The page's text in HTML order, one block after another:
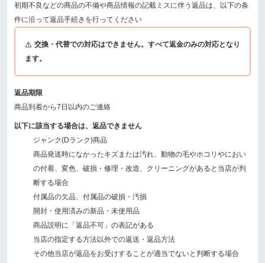
初期不良などの商品の不備や商品情報の記載ミスに伴う返品は、以下の条
件に沿って返品手続きを行ってください
交換・代替での対応はできません。すべて返金のみの対応となり
ます。
返品期限
商品到着から7日以内のご連絡
以下に該当する場合は、返品できません
ジャンク(Dランク)商品
商品発送時になかったキズまたは汚れ、動物の毛やホコリやにおい
の付着、変色、破損・修理・改造、クリーニングがあると当店が判
断する場合
付属品の欠品、付属品の破損・汚損
開封・使用済みの新品・未使用品
商品説明に「返品不可」の表記がある
当店の指定する方法以外での返送・返品方法
その他当店が返品をお受けすることが適当でないと判断する場合